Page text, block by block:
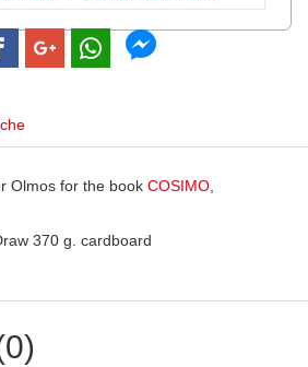
Olmos for the book COSIMO,
370 g. cardboard